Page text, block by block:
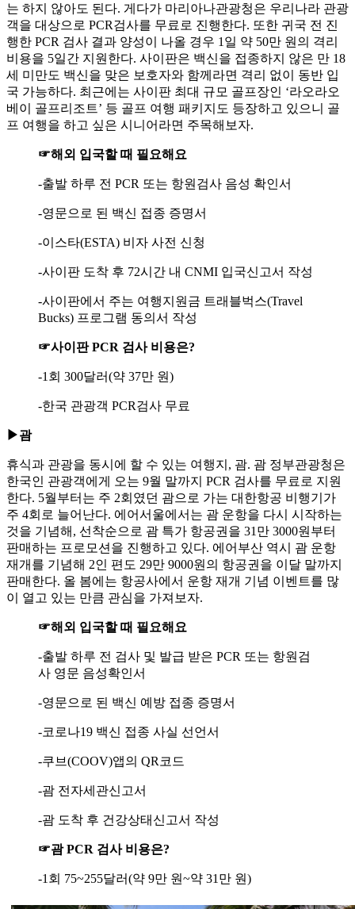
는 하지 않아도 된다. 게다가 마리아나관광청은 우리나라 관광
객을 대상으로 PCR검사를 무료로 진행한다. 또한 귀국 전 진
행한 PCR 검사 결과 양성이 나올 경우 1일 약 50만 원의 격리
비용을 5일간 지원한다. 사이판은 백신을 접종하지 않은 만 18
세 미만도 백신을 맞은 보호자와 함께라면 격리 없이 동반 입
국 가능하다. 최근에는 사이판 최대 규모 골프장인 ‘라오라오
베이 골프리조트’ 등 골프 여행 패키지도 등장하고 있으니 골
프 여행을 하고 싶은 시니어라면 주목해보자.
☞해외 입국할 때 필요해요
-출발 하루 전 PCR 또는 항원검사 음성 확인서
-영문으로 된 백신 접종 증명서
-이스타(ESTA) 비자 사전 신청
-사이판 도착 후 72시간 내 CNMI 입국신고서 작성
-사이판에서 주는 여행지원금 트래블벅스(Travel
Bucks) 프로그램 동의서 작성
☞사이판 PCR 검사 비용은?
-1회 300달러(약 37만 원)
-한국 관광객 PCR검사 무료
▶괌
휴식과 관광을 동시에 할 수 있는 여행지, 괌. 괌 정부관광청은
한국인 관광객에게 오는 9월 말까지 PCR 검사를 무료로 지원
한다. 5월부터는 주 2회였던 괌으로 가는 대한항공 비행기가
주 4회로 늘어난다. 에어서울에서는 괌 운항을 다시 시작하는
것을 기념해, 선착순으로 괌 특가 항공권을 31만 3000원부터
판매하는 프로모션을 진행하고 있다. 에어부산 역시 괌 운항
재개를 기념해 2인 편도 29만 9000원의 항공권을 이달 말까지
판매한다. 올 봄에는 항공사에서 운항 재개 기념 이벤트를 많
이 열고 있는 만큼 관심을 가져보자.
☞해외 입국할 때 필요해요
-출발 하루 전 검사 및 발급 받은 PCR 또는 항원검
사 영문 음성확인서
-영문으로 된 백신 예방 접종 증명서
-코로나19 백신 접종 사실 선언서
-쿠브(COOV)앱의 QR코드
-괌 전자세관신고서
-괌 도착 후 건강상태신고서 작성
☞괌 PCR 검사 비용은?
-1회 75~255달러(약 9만 원~약 31만 원)